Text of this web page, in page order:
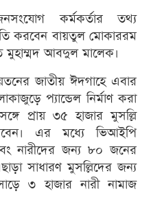
কর্মকর্তার তথ্য
করবেন বায়তুল মোকাররম
মুহাম্মদ আবদুল মালেক।
জাতীয় ঈদগাহে এবার
প্যান্ডেল নির্মাণ করা
প্রায় ৩৫ হাজার মুসল্লি
এর মধ্যে ভিআইপি
নারীদের জন্য ৮০ জনের
সাধারণ মুসল্লিদের জন্য
৩ হাজার নারী নামাজ